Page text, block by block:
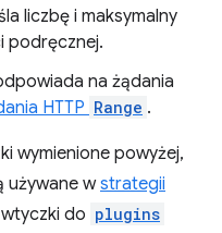
liczbę i maksymalny
podręcznej.
na żądania
HTTP Range .
wymienione powyżej,
używane wstrategii
do plugins